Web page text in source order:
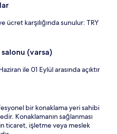
ücret karşılığında sunulur: TRY
(varsa)
ile 01 Eylül arasında açıktır
bir konaklama yeri sahibi
Konaklamanın sağlanması
ticaret, işletme veya meslek